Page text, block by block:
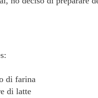
di farina
di latte